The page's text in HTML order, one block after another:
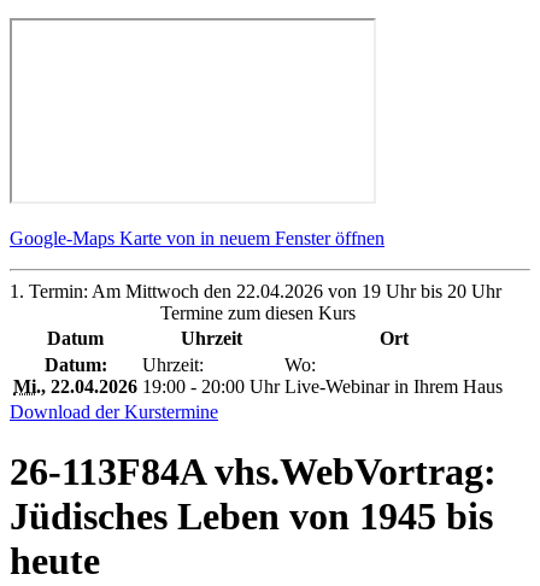
Google-Maps Karte von in neuem Fenster öffnen
1. Termin: Am Mittwoch den 22.04.2026 von 19 Uhr bis 20 Uhr
Termine zum diesen Kurs
Datum
Uhrzeit
Ort
Datum:
Mi., 22.04.2026
Uhrzeit:
19:00 - 20:00 Uhr
Wo:
Live-Webinar in Ihrem Haus
Download der Kurstermine
26-113F84A vhs.WebVortrag:
Jüdisches Leben von 1945 bis
heute